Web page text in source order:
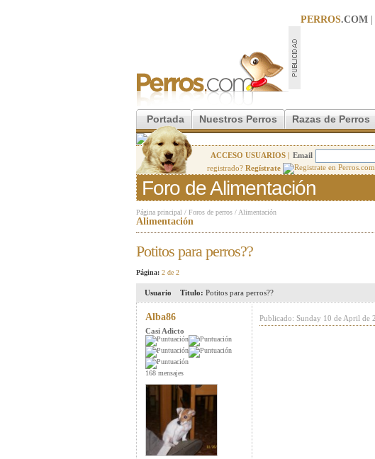
PERROS.COM
Portada Nuestros Perros Razas de Perros
ACCESO USUARIOS | Email
registrado? Regístrate
Foro de Alimentación
Página principal / Foros de perros / Alimentación
Alimentación
Potitos para perros??
Página: 2 de 2
Usuario Titulo: Potitos para perros??
Alba86
Casi Adicto
168 mensajes
Publicado: Sunday 10 de April de